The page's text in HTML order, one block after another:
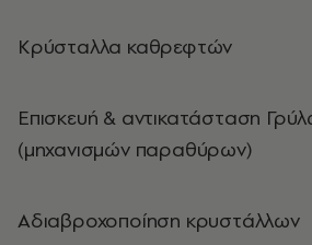
Κρύσταλλα καθρεφτών
Επισκευή & αντικατάσταση
(μηχανισμών παραθύρων)
Αδιαβροχοποίηση κρυστάλλων